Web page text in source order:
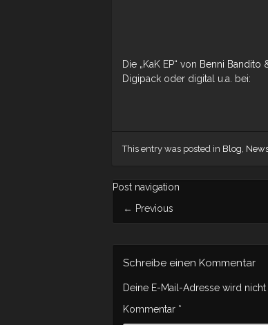
Die „KaK EP“ von Benni Bandito
Digipack oder digital u.a. bei:
This entry was posted in Blog,
Post navigation
← Previous
Schreibe einen Kommentar
Deine E-Mail-Adresse wird
Kommentar *